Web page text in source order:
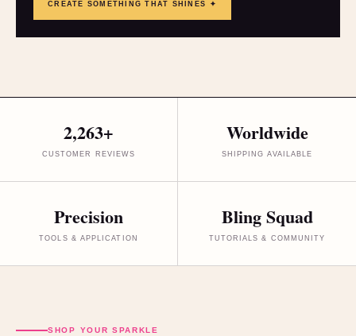
CREATE SOMETHING THAT SHINES ✦
2,263+
CUSTOMER REVIEWS
Worldwide
SHIPPING AVAILABLE
Precision
TOOLS & APPLICATION
Bling Squad
TUTORIALS & COMMUNITY
SHOP YOUR SPARKLE